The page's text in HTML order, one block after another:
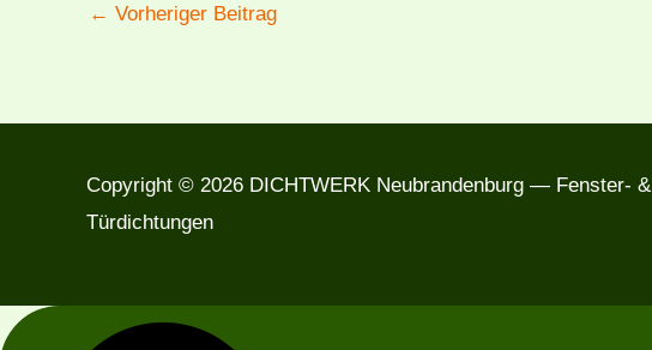
← Vorheriger Beitrag
Copyright © 2026 DICHTWERK Neubrandenburg — Fenster- &
Türdichtungen